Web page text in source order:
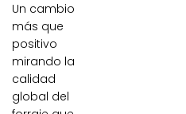
Un cambio
más que
positivo
mirando la
calidad
global del